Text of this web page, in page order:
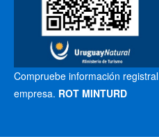
Compruebe información
empresa. ROT MINTURD